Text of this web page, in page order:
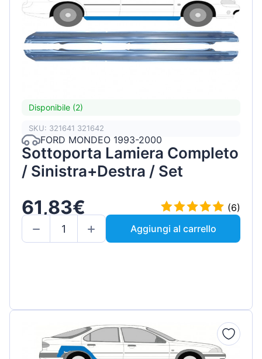
Disponibile (2)
SKU: 321641 321642
FORD MONDEO 1993-2000
Sottoporta Lamiera Completo
/ Sinistra+Destra / Set
61,83€
(6)
Aggiungi al carrello